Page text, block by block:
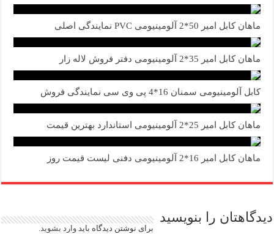
ماهان کابل امیر 50*2 آلومینیومی PVC نمایندگی اصلی
ماهان کابل امیر 35*2 آلومینیومی دفتر فروش لاله زار
کابل آلومینیومی سمنان 16*4 پی وی سی نمایندگی فروش
ماهان کابل امیر 25*2 آلومینیومی استاندارد بهترین قیمت
ماهان کابل امیر 16*2 آلومینیومی دفنی لیست قیمت روز
دیدگاهتان را بنویسید
برای نوشتن دیدگاه بایدوارد بشوید.